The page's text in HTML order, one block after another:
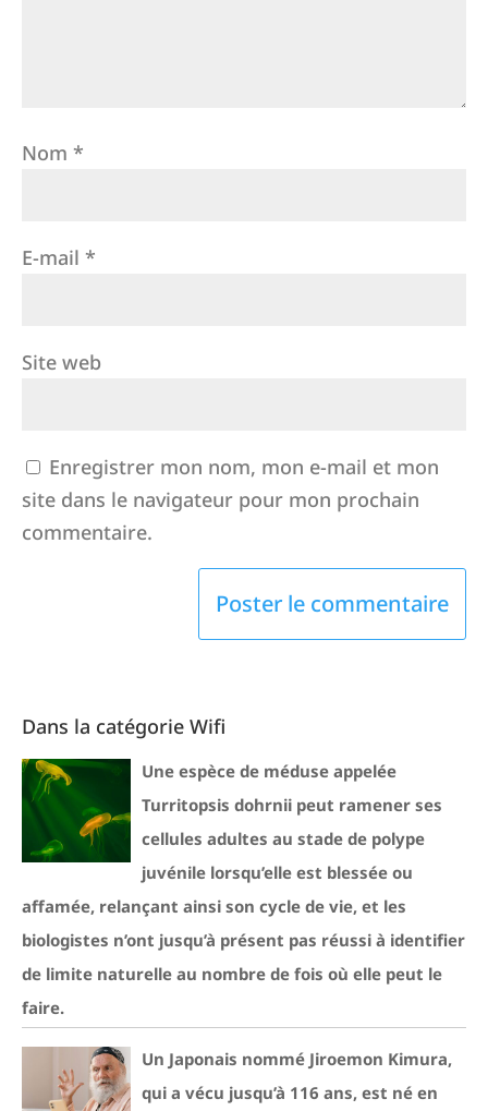
Nom *
E-mail *
Site web
Enregistrer mon nom, mon e-mail et mon
site dans le navigateur pour mon prochain
commentaire.
Dans la catégorie Wifi
Une espèce de méduse appelée
Turritopsis dohrnii peut ramener ses
cellules adultes au stade de polype
juvénile lorsqu’elle est blessée ou
affamée, relançant ainsi son cycle de vie, et les
biologistes n’ont jusqu’à présent pas réussi à identifier
de limite naturelle au nombre de fois où elle peut le
faire.
Un Japonais nommé Jiroemon Kimura,
qui a vécu jusqu’à 116 ans, est né en